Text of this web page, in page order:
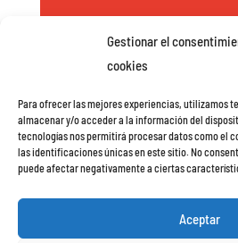
Gestionar el
cookies
Para ofrecer las mejores experiencias, utilizamos
almacenar y/o acceder a la información del
tecnologías nos permitirá procesar datos como el
las identificaciones únicas en este sitio. No
puede afectar negativamente a ciertas
Aceptar
Resolvemos las patologías
Nuestro Departamento de
Política de privacidad y
Política de cookies